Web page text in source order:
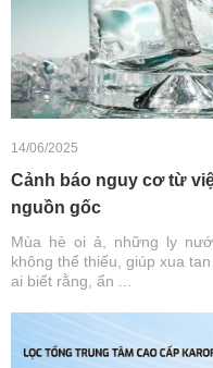
14/06/2025
Cảnh báo nguy cơ từ
nguồn gốc
Mùa hè oi ả, những ly
không thể thiếu, giúp xua
ai biết rằng, ẩn ...